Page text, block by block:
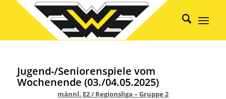
Jugend-/Seniorenspiele vom
Wochenende (03./04.05.2025)
männl. E2 / Regionsliga – Gruppe 2